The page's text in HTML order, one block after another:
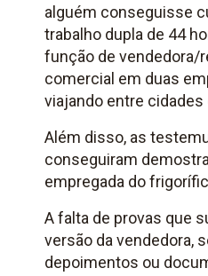
alguém conseguisse
trabalho dupla de 44
função de vendedora/
comercial em duas
viajando entre cidades
Além disso, as
conseguiram
empregada do
A falta de provas que
versão da vendedora,
depoimentos ou